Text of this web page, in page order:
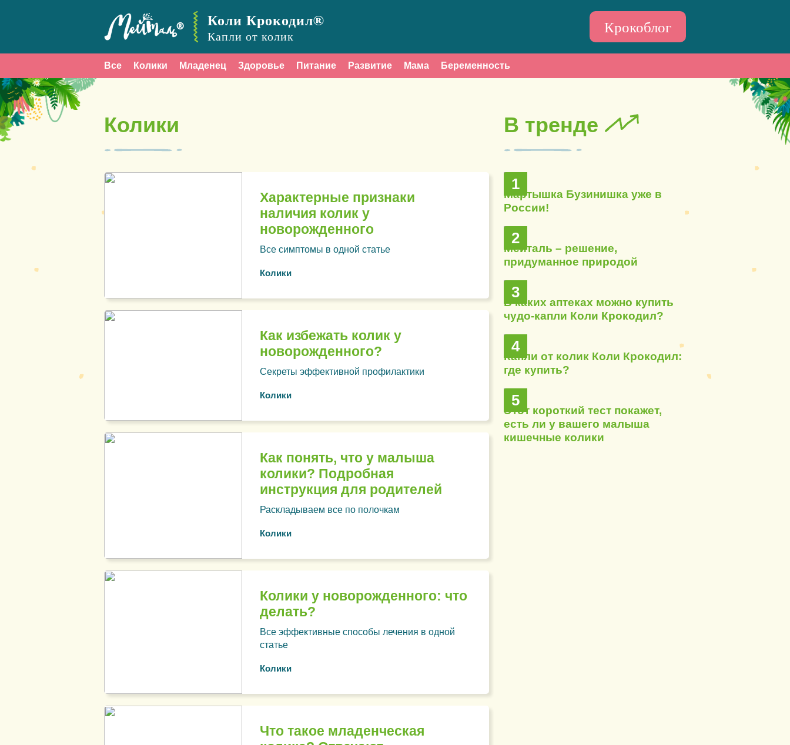
Коли Крокодил®
Капли от колик Крокоблог
Все Колики Младенец Здоровье Питание Развитие Мама Беременность
Колики
Характерные признаки
наличия колик у
новорожденного
Все симптомы в одной статье
Колики
Как избежать колик у
новорожденного?
Секреты эффективной профилактики
Колики
Как понять, что у малыша
колики? Подробная
инструкция для родителей
Раскладываем все по полочкам
Колики
Колики у новорожденного: что
делать?
Все эффективные способы лечения в одной
статье
Колики
Что такое младенческая
В тренде
1
Мартышка Бузинишка уже в
России!
2
Мейталь – решение,
придуманное природой
3
В каких аптеках можно купить
чудо-капли Коли Крокодил?
4
Капли от колик Коли Крокодил:
где купить?
5
Этот короткий тест покажет,
есть ли у вашего малыша
кишечные колики